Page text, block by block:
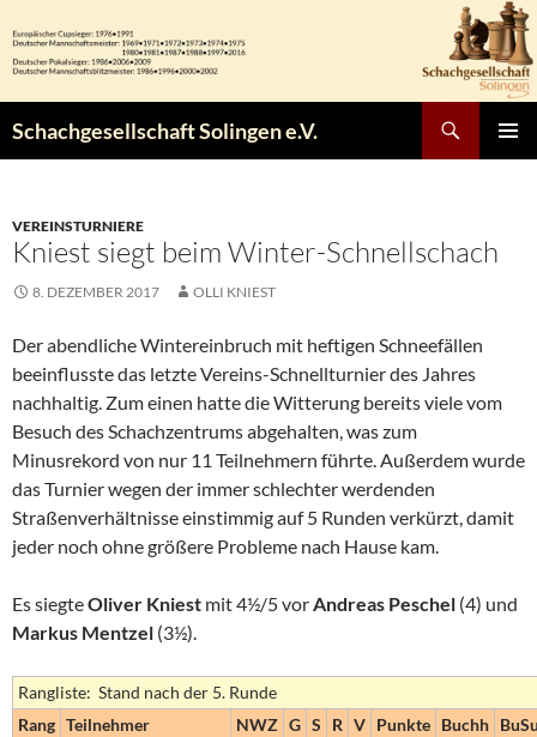
Inhalt
springen
Schachgesellschaft Solingen e.V.
VEREINSTURNIERE
Kniest siegt beim Winter-Schnellschach
8. DEZEMBER 2017 OLLI KNIEST
Der abendliche Wintereinbruch mit heftigen Schneefällen
beeinflusste das letzte Vereins-Schnellturnier des Jahres
nachhaltig. Zum einen hatte die Witterung bereits viele vom
Besuch des Schachzentrums abgehalten, was zum
Minusrekord von nur 11 Teilnehmern führte. Außerdem wurde
das Turnier wegen der immer schlechter werdenden
Straßenverhältnisse einstimmig auf 5 Runden verkürzt, damit
jeder noch ohne größere Probleme nach Hause kam.
Es siegteOliver Kniest mit 4½/5 vorAndreas Peschel (4) und
Markus Mentzel (3½).
Rangliste: Stand nach der 5. Runde
Rang Teilnehmer NWZ G S R V Punkte Buchh